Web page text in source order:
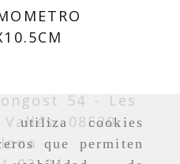
utiliza cookies
que permiten
54 -
Les
Vallés, 08520,